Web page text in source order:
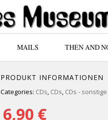
MAILS THEN AND
PRODUKT INFORMATIONEN
Categories: CDs, CDs, CDs - sonstige
6,90 €